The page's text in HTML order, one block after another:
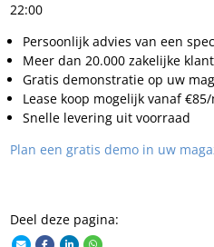
22:00
Persoonlijk advies van een
Meer dan 20.000 zakelijke
Gratis demonstratie op uw
Lease koop mogelijk vanaf
Snelle levering uit voorraad
Plan een gratis demo in uw
Deel deze pagina: